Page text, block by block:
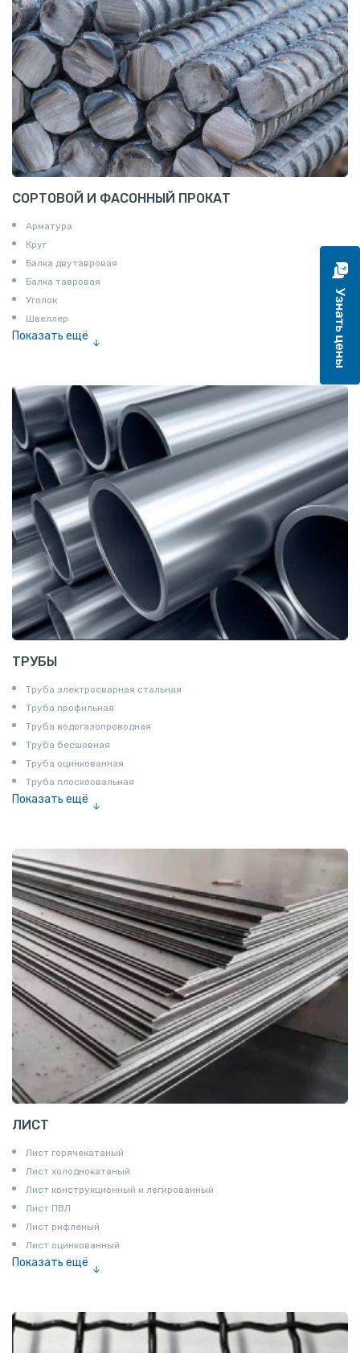
СОРТОВОЙ И ФАСОННЫЙ ПРОКАТ
Арматура
Круг
Балка двутавровая
Балка тавровая
Уголок
Швеллер
Показать ещё
Катанка
Шестигранник
Полособульб
Полукруг
Шпунт Ларсена
ТРУБЫ
Труба электросварная стальная
Труба профильная
Труба водогазопроводная
Труба бесшовная
Труба оцинкованная
Труба плоскоовальная
Показать ещё
ЛИСТ
Лист горячекатаный
Лист холоднокатаный
Лист конструкционный и легированный
Лист ПВЛ
Лист рифленый
Лист оцинкованный
Показать ещё